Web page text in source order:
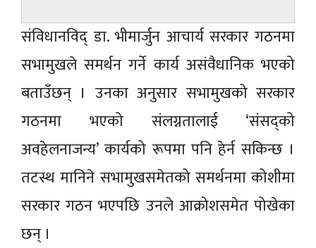
संविधानविद् डा. भीमार्जुन आचार्य सरकार गठनमा
सभामुखले समर्थन गर्ने कार्य असंवैधानिक भएको
बताउँछन् । उनका अनुसार सभामुखको सरकार
गठनमा भएको संलग्नतालाई ‘संसद्को
अवहेलनाजन्य’ कार्यको रूपमा पनि हेर्न सकिन्छ ।
तटस्थ मानिने सभामुखसमेतको समर्थनमा कोशीमा
सरकार गठन भएपछि उनले आक्रोशसमेत पोखेका
छन् ।